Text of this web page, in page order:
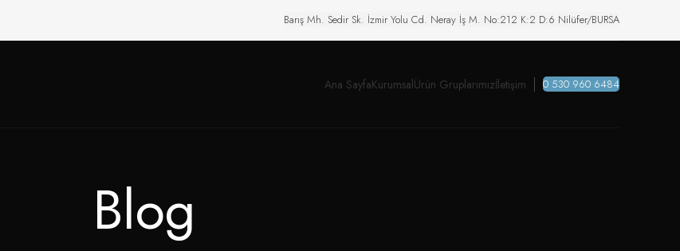
Barış Mh. Sedir Sk. İzmir Yolu Cd. Neray İş M. No:212 K:2 D:6 Nilüfer/BURSA
Ana SayfaKurumsalÜrün Gruplarımızİletişim 0 530 960 6484
Blog